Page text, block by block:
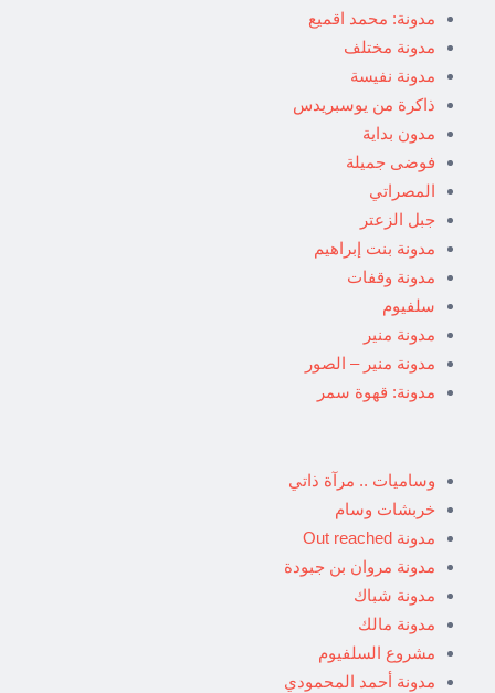
مدونة: محمد اقميع
مدونة مختلف
مدونة نفيسة
ذاكرة من يوسبريدس
مدون بداية
فوضى جميلة
المصراتي
جبل الزعتر
مدونة بنت إبراهيم
مدونة وقفات
سلفيوم
مدونة منير
مدونة منير – الصور
مدونة: قهوة سمر
وساميات .. مرآة ذاتي
خربشات وسام
مدونة Out reached
مدونة مروان بن جبودة
مدونة شباك
مدونة مالك
مشروع السلفيوم
مدونة أحمد المحمودي